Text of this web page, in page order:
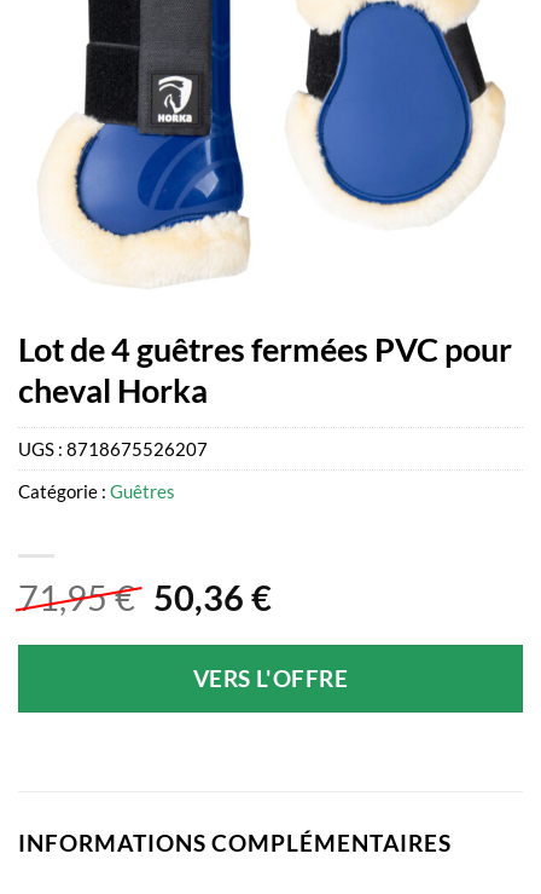
Lot de 4 guêtres fermées PVC pour
cheval Horka
71,95€ Le
initial
était :
50,36 €Le
actuel
est :
VERS L'OFFRE
UGS : 8718675526207
Catégorie : Guêtres
INFORMATIONS COMPLÉMENTAIRES